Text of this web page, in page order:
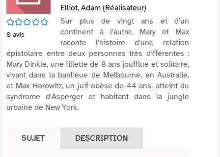
/5
0 avis
Elliot, Adam (Réalisateur)
Sur plus de vingt ans et d'un
continent à l'autre, Mary et Max
raconte l'histoire d'une relation
épistolaire entre deux personnes très différentes :
Mary Dinkle, une fillette de 8 ans joufflue et solitaire,
vivant dans la banlieue de Melbourne, en Australie,
et Max Horowitz, un juif obèse de 44 ans, atteint du
syndrome d'Asperger et habitant dans la jungle
urbaine de New York.
SUJET DESCRIPTION